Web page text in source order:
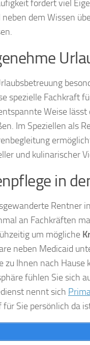
fordert viel
neben dem Wissen
spezielle Fachkraft
Weise
Im Speziellen als
und kulinarischer
in
Rentner
an Fachkräften
um mögliche
neben Medicaid
zu Ihnen nach Hause
fühlen Sie sich
nennt sich
für Sie persönlich da